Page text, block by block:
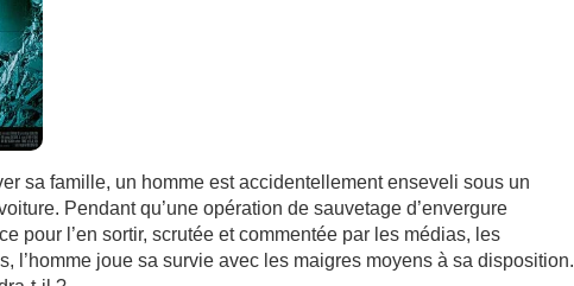
sa famille, un homme est accidentellement enseveli sous un
Pendant qu’une opération de sauvetage d’envergure
pour l’en sortir, scrutée et commentée par les médias, les
l’homme joue sa survie avec les maigres moyens à sa disposition.